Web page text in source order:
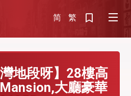
简 繁
灣地段呀】28樓高
大廳豪華